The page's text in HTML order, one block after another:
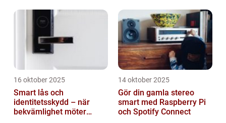
16 oktober 2025
Smart lås och
identitetsskydd – när
bekvämlighet möter
14 oktober 2025
Gör din gamla stereo
smart med Raspberry Pi
och Spotify Connect